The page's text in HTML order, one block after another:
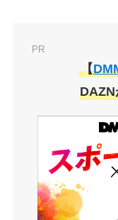
PR
【
DAZN